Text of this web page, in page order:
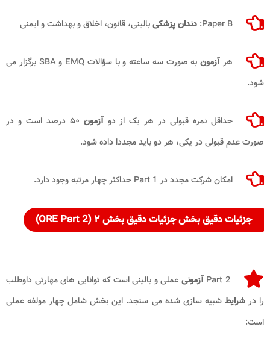
Paper B: دندان پزشکیبالینی، قانون، اخلاق و بهداشت و ایمنی
هر آزمون
به صورت سه ساعته و با سؤالات EMQ و SBA برگزار می
شود.
حداقل نمره قبولی در هر یک از دوآزمون
۵۰ درصد است و در
صورت عدم قبولی در یکی، هر دو باید مجددا داده شود.
امکان شرکت مجدد در Part 1 حداکثر چهار مرتبه وجود دارد.
جزئیات دقیق بخش جزئیات دقیق بخش ۲ (ORE Part 2)
Part 2 آزمونی عملی و بالینی است که توانایی های مهارتی داوطلب
را درشرایط شبیه سازی شده می سنجد. این بخش شامل چهار مولفه عملی
است: